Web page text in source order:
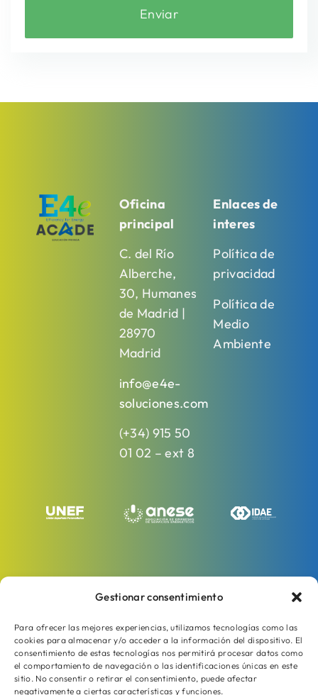
Gestionar consentimiento
Para ofrecer las mejores experiencias, utilizamos tecnologías como las
cookies para almacenar y/o acceder a la información del dispositivo. El
consentimiento de estas tecnologías nos permitirá procesar datos como
el comportamiento de navegación o las identificaciones únicas en este
sitio. No consentir o retirar el consentimiento, puede afectar
negativamente a ciertas características y funciones.
Enviar
Oficina
principal
C. del Río
Alberche,
30, Humanes
de Madrid |
28970
Madrid
info@e4e-
soluciones.com
(+34) 915 50
01 02 – ext 8
Enlaces de
interes
Política de
privacidad
Política de
Medio
Ambiente